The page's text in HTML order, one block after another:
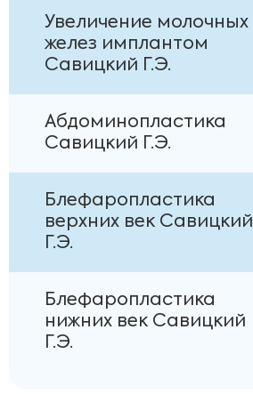
Увеличение молочных
желез имплантом
Савицкий Г.Э.
Абдоминопластика
Савицкий Г.Э.
Блефаропластика
верхних век Савицкий
Г.Э.
Блефаропластика
нижних век Савицкий
Г.Э.